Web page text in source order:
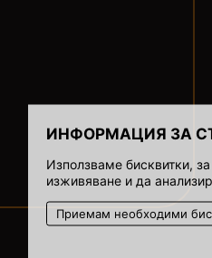
ИНФОРМАЦИЯ ЗА
Използваме бисквитки,
изживяване и да
Приемам необходими